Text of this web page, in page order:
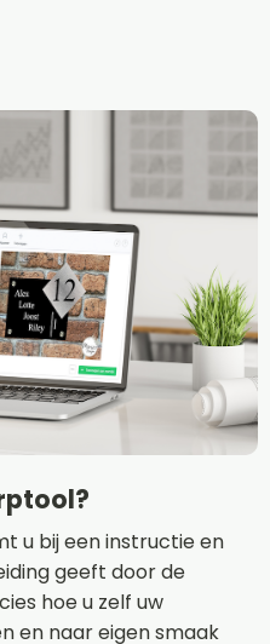
u bij een instructie en
geeft door de
hoe u zelf uw
en naar eigen smaak